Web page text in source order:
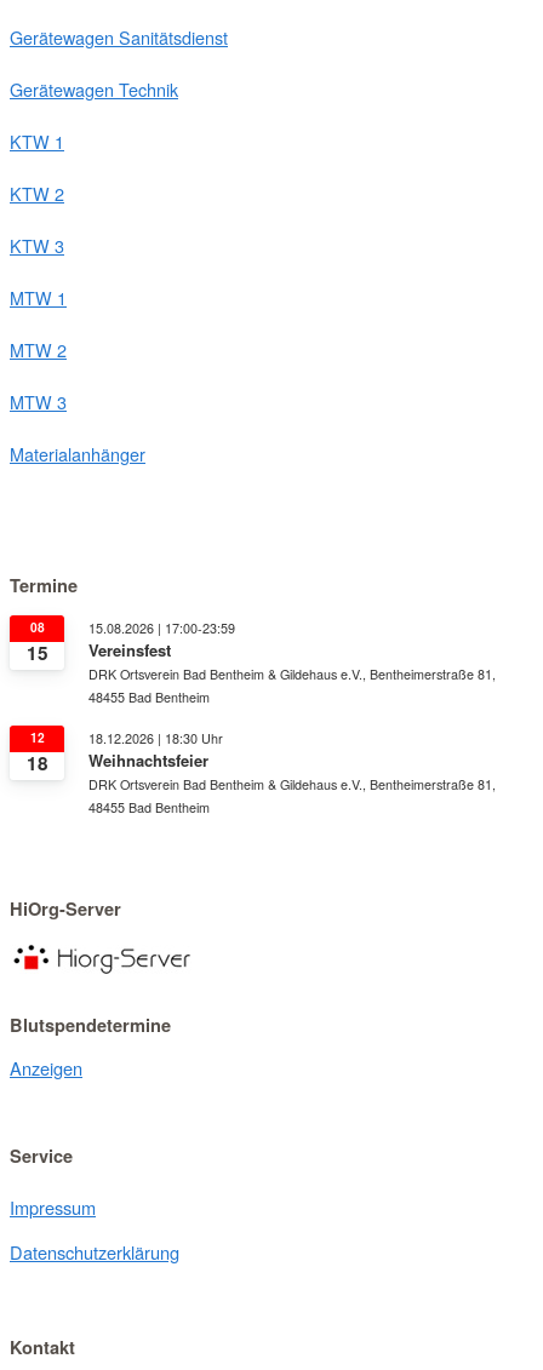
Gerätewagen Sanitätsdienst
Gerätewagen Technik
KTW 1
KTW 2
KTW 3
MTW 1
MTW 2
MTW 3
Materialanhänger
Termine
08
15
15.08.2026 | 17:00-23:59
Vereinsfest
DRK Ortsverein Bad Bentheim & Gildehaus e.V., Bentheimerstraße 81,
48455 Bad Bentheim
12
18
18.12.2026 | 18:30 Uhr
Weihnachtsfeier
DRK Ortsverein Bad Bentheim & Gildehaus e.V., Bentheimerstraße 81,
48455 Bad Bentheim
HiOrg-Server
Blutspendetermine
Anzeigen
Service
Impressum
Datenschutzerklärung
Kontakt